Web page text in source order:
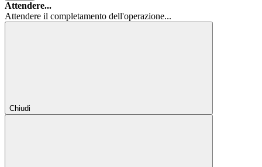
Attendere...
Attendere il completamento dell'operazione...
Chiudi